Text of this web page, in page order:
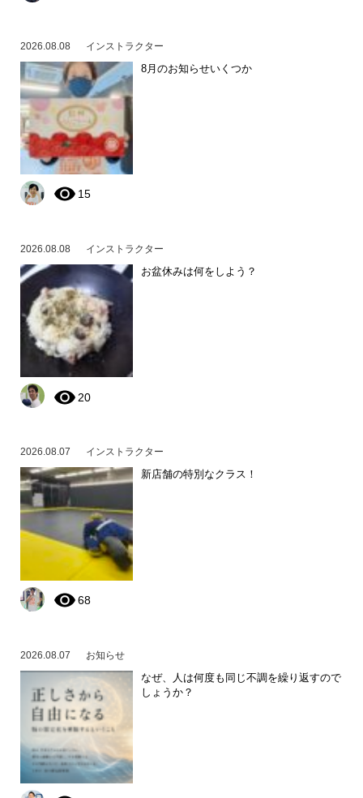
2026.08.08 インストラクター
8月のお知らせいくつか
15
2026.08.08 インストラクター
お盆休みは何をしよう？
20
2026.08.07 インストラクター
新店舗の特別なクラス！
68
2026.08.07 お知らせ
なぜ、人は何度も同じ不調を繰り返すので
しょうか？